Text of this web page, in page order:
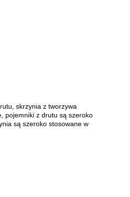
skrzynia z tworzywa
pojemniki z drutu są szeroko
są szeroko stosowane w